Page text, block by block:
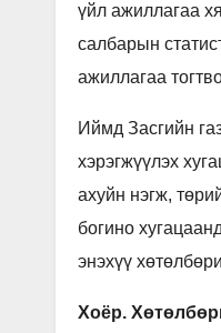
үйл ажиллагаа
салбарын
ажиллагаа
Иймд Засгийн
хэрэгжүүлэх
ахуйн нэгж,
богино
энэхүү
Хоёр.